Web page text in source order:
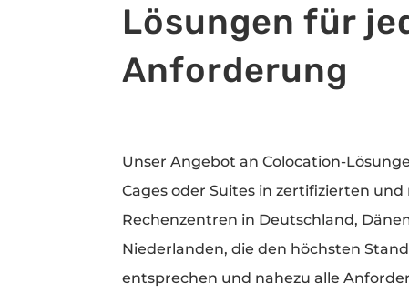
Lösungen für
Anforderung
Unser Angebot an Colocation-
Cages oder Suites in zertifizierten
Rechenzentren in Deutschland,
Niederlanden, die den höchsten
entsprechen und nahezu alle